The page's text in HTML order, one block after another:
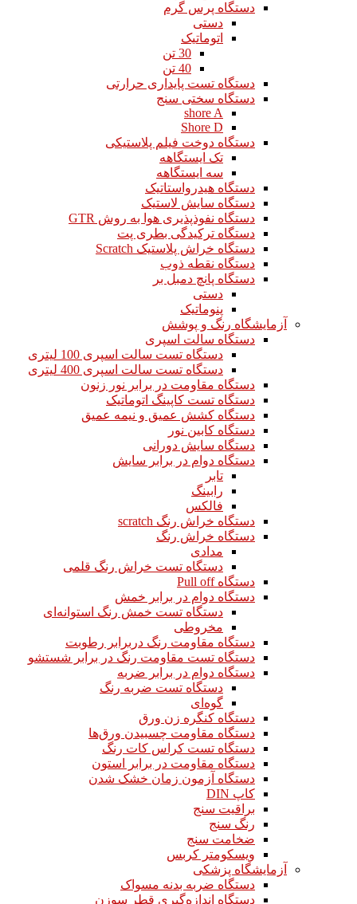
دستگاه پرس گرم
دستی
اتوماتیک
30 تن
40 تن
دستگاه تست پایداری حرارتی
دستگاه سختی سنج
shore A
Shore D
دستگاه دوخت فیلم پلاستیکی
تک ایستگاهه
سه ایستگاهه
دستگاه هیدرواستاتیک
دستگاه سایش لاستیک
دستگاه نفوذپذیری هوا به روش GTR
دستگاه ترکیدگی بطری پت
دستگاه خراش پلاستیک Scratch
دستگاه نقطه ذوب
دستگاه پانچ دمبل بر
دستی
پنوماتیک
آزمایشگاه رنگ و پوشش
دستگاه سالت اسپری
دستگاه تست سالت اسپری 100 لیتری
دستگاه تست سالت اسپری 400 لیتری
دستگاه مقاومت در برابر نور زنون
دستگاه تست کاپینگ اتوماتیک
دستگاه کشش عمیق و نیمه عمیق
دستگاه کابین نور
دستگاه سایش دورانی
دستگاه دوام در برابر سایش
تابر
رابینگ
فالکس
دستگاه خراش رنگ scratch
دستگاه خراش رنگ
مدادی
دستگاه تست خراش رنگ قلمی
دستگاه Pull off
دستگاه دوام در برابر خمش
دستگاه تست خمش رنگ استوانه‌ای
مخروطی
دستگاه مقاومت رنگ دربرابر رطوبت
دستگاه تست مقاومت رنگ در برابر شستشو
دستگاه دوام در برابر ضربه
دستگاه تست ضربه رنگ
گوه‌ای
دستگاه کنگره زن ورق
دستگاه مقاومت چسبیدن ورق‌ها
دستگاه تست کراس کات رنگ
دستگاه مقاومت در برابر استون
دستگاه آزمون زمان خشک شدن
کاپ DIN
براقیت سنج
رنگ سنج
ضخامت سنج
ویسکومتر کربس
آزمایشگاه پزشکی
دستگاه ضربه بدنه مسواک
دستگاه اندازه‌گیری قطر سوزن